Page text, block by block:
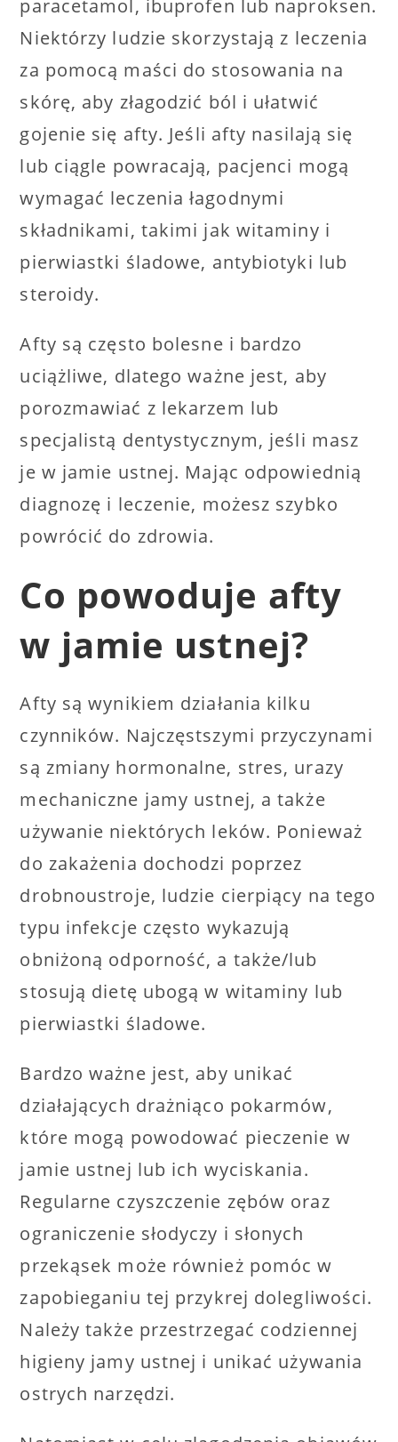
paracetamol, ibuprofen lub naproksen.
Niektórzy ludzie skorzystają z leczenia
za pomocą maści do stosowania na
skórę, aby złagodzić ból i ułatwić
gojenie się afty. Jeśli afty nasilają się
lub ciągle powracają, pacjenci mogą
wymagać leczenia łagodnymi
składnikami, takimi jak witaminy i
pierwiastki śladowe, antybiotyki lub
steroidy.
Afty są często bolesne i bardzo
uciążliwe, dlatego ważne jest, aby
porozmawiać z lekarzem lub
specjalistą dentystycznym, jeśli masz
je w jamie ustnej. Mając odpowiednią
diagnozę i leczenie, możesz szybko
powrócić do zdrowia.
Co powoduje afty
w jamie ustnej?
Afty są wynikiem działania kilku
czynników. Najczęstszymi przyczynami
są zmiany hormonalne, stres, urazy
mechaniczne jamy ustnej, a także
używanie niektórych leków. Ponieważ
do zakażenia dochodzi poprzez
drobnoustroje, ludzie cierpiący na tego
typu infekcje często wykazują
obniżoną odporność, a także/lub
stosują dietę ubogą w witaminy lub
pierwiastki śladowe.
Bardzo ważne jest, aby unikać
działających drażniąco pokarmów,
które mogą powodować pieczenie w
jamie ustnej lub ich wyciskania.
Regularne czyszczenie zębów oraz
ograniczenie słodyczy i słonych
przekąsek może również pomóc w
zapobieganiu tej przykrej dolegliwości.
Należy także przestrzegać codziennej
higieny jamy ustnej i unikać używania
ostrych narzędzi.